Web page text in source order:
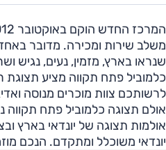
משלב שירות ומכירה. מדובר באחד
שנראו בארץ, מזמין, נעים, נגיש
כלמוביל פתח תקווה מציע תצוגת
לרשותכם צוות מוכרים מנוסה
אולם תצוגה כלמוביל פתח תקווה
אולמות תצוגה של יונדאי בארץ
יונדאי משוכלל ומתקדם. הנכם